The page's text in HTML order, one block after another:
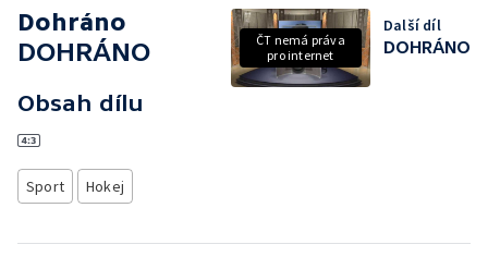
Dohráno
DOHRÁNO
Obsah dílu
Sport Hokej
ČT nemá práva
pro internet
Další díl
DOHRÁNO